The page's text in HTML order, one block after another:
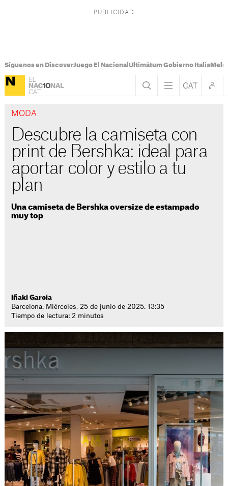
Síguenos en DiscoverJuego El Nacional Ultimátum Gobierno Italia
MODA
Descubre la camiseta con
print de Bershka: ideal para
aportar color y estilo a tu
plan
Una camiseta de Bershka oversize de estampado
muy top
Iñaki García
Barcelona. Miércoles, 25 de junio de 2025. 13:35
Tiempo de lectura: 2 minutos